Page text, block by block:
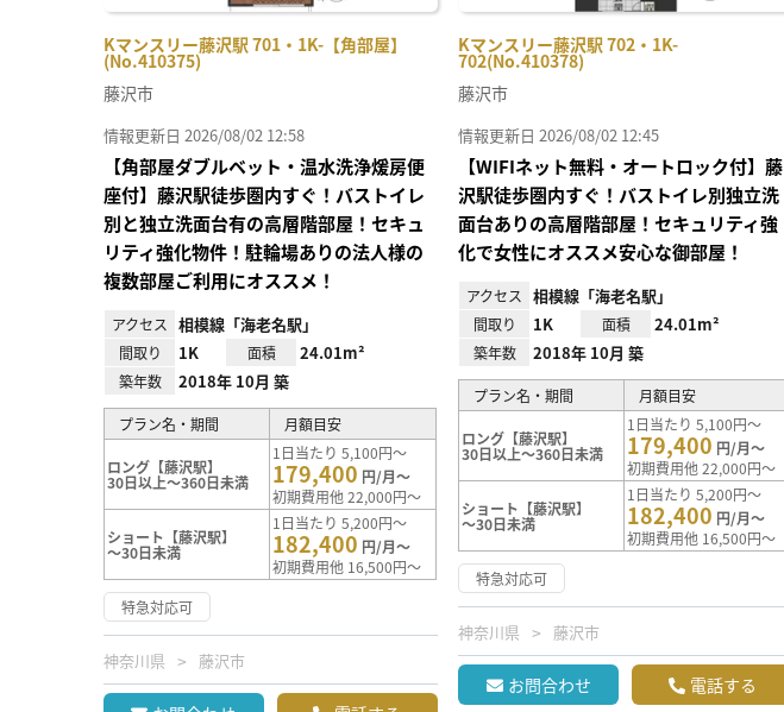
Kマンスリー藤沢駅 701・1K-【角部屋】
(No.410375)
藤沢市
情報更新日 2026/08/02 12:58
【角部屋ダブルベット・温水洗浄煖房便
座付】藤沢駅徒歩圏内すぐ！バストイレ
別と独立洗面台有の高層階部屋！セキュ
リティ強化物件！駐輪場ありの法人様の
複数部屋ご利用にオススメ！
アクセス 相模線「海老名駅」
間取り 1K 面積 24.01m²
築年数 2018年 10月 築
プラン名・期間 月額目安
ロング【藤沢駅】
30日以上～360日未満
1日当たり 5,100円～
179,400 円/月～
初期費用他 22,000円～
ショート【藤沢駅】
～30日未満
1日当たり 5,200円～
182,400 円/月～
初期費用他 16,500円～
特急対応可
神奈川県 藤沢市
Kマンスリー藤沢駅 702・1K-
702(No.410378)
藤沢市
情報更新日 2026/08/02 12:45
【WIFIネット無料・オートロック付】藤
沢駅徒歩圏内すぐ！バストイレ別独立洗
面台ありの高層階部屋！セキュリティ強
化で女性にオススメ安心な御部屋！
アクセス 相模線「海老名駅」
間取り 1K 面積 24.01m²
築年数 2018年 10月 築
プラン名・期間 月額目安
ロング【藤沢駅】
30日以上～360日未満
1日当たり 5,100円～
179,400 円/月～
初期費用他 22,000円～
ショート【藤沢駅】
～30日未満
1日当たり 5,200円～
182,400 円/月～
初期費用他 16,500円～
特急対応可
神奈川県 藤沢市
お問合わせ 電話する